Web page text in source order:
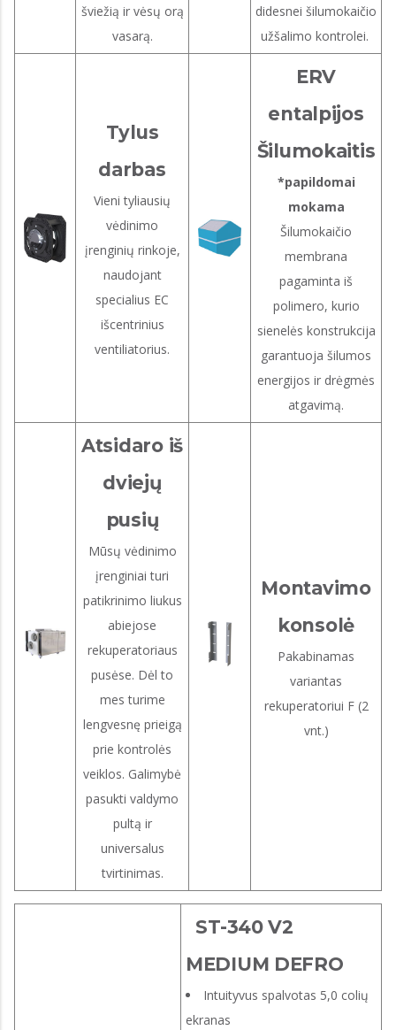
šviežią ir vėsų orą
vasarą.
didesnei šilumokaičio
užšalimo kontrolei.
Tylus
darbas
Vieni tyliausių
vėdinimo
įrenginių rinkoje,
naudojant
specialius EC
išcentrinius
ventiliatorius.
ERV
entalpijos
Šilumokaitis
*papildomai
mokama
Šilumokaičio
membrana
pagaminta iš
polimero, kurio
sienelės konstrukcija
garantuoja šilumos
energijos ir drėgmės
atgavimą.
Atsidaro iš
dviejų
pusių
Mūsų vėdinimo
įrenginiai turi
patikrinimo liukus
abiejose
rekuperatoriaus
pusėse. Dėl to
mes turime
lengvesnę prieigą
prie kontrolės
veiklos. Galimybė
pasukti valdymo
pultą ir
universalus
tvirtinimas.
Montavimo
konsolė
Pakabinamas
variantas
rekuperatoriui F (2
vnt.)
ST-340 V2
MEDIUM DEFRO
Intuityvus spalvotas 5,0 colių
ekranas